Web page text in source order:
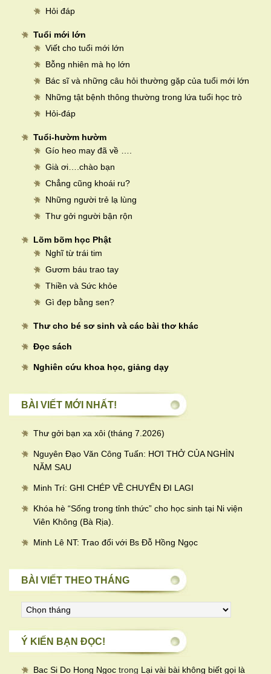
Hỏi đáp
Tuổi mới lớn
Viết cho tuổi mới lớn
Bỗng nhiên mà họ lớn
Bác sĩ và những câu hỏi thường gặp của tuổi mới lớn
Những tật bệnh thông thường trong lứa tuổi học trò
Hỏi-đáp
Tuổi-hườm hườm
Gío heo may đã về ….
Già ơi….chào bạn
Chẳng cũng khoái ru?
Những người trẻ lạ lùng
Thư gởi người bận rộn
Lõm bõm học Phật
Nghĩ từ trái tim
Gươm báu trao tay
Thiền và Sức khỏe
Gì đẹp bằng sen?
Thư cho bé sơ sinh và các bài thơ khác
Đọc sách
Nghiên cứu khoa học, giảng dạy
BÀI VIẾT MỚI NHẤT!
Thư gởi bạn xa xôi (tháng 7.2026)
Nguyên Đạo Văn Công Tuấn: HƠI THỞ CỦA NGHÌN
NĂM SAU
Minh Trí: GHI CHÉP VỀ CHUYẾN ĐI LAGI
Khóa hè “Sống trong tỉnh thức” cho học sinh tại Ni viện
Viên Không (Bà Rịa).
Minh Lê NT: Trao đổi với Bs Đỗ Hồng Ngọc
BÀI VIẾT THEO THÁNG
viết
theo
thángÝ KIẾN BẠN ĐỌC!
Bac Si Do Hong Ngoc trong Lại vài bài không biết gọi là